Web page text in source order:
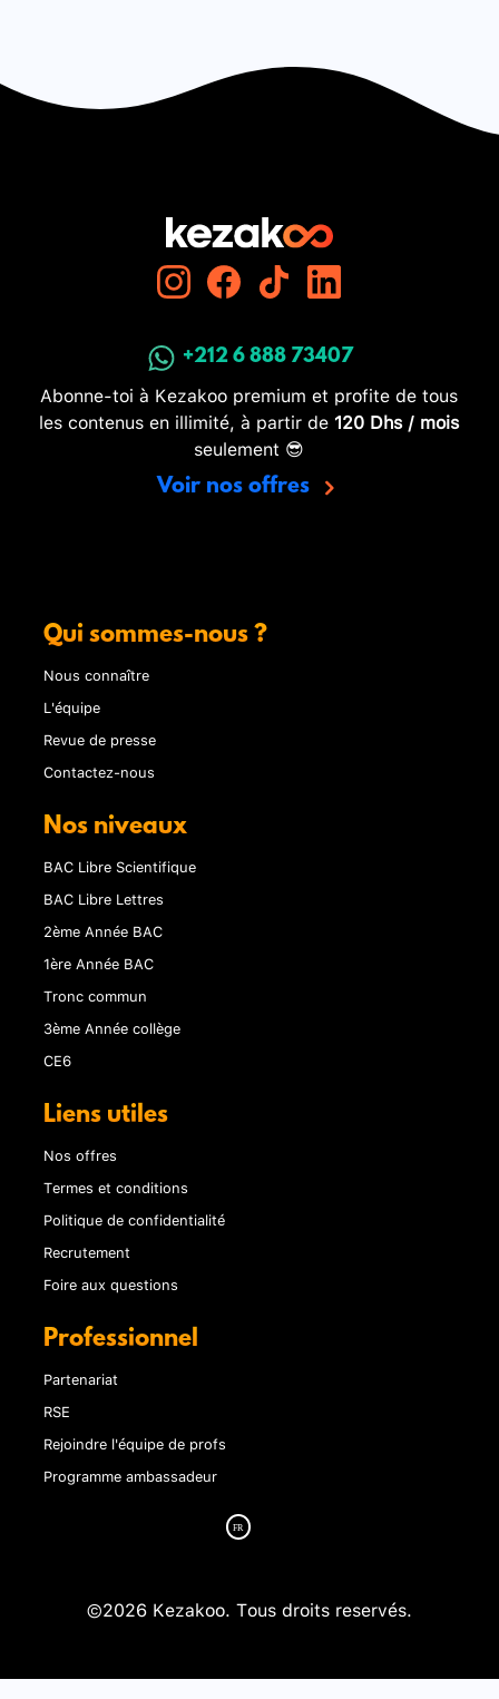
+212 6 888 73407
Abonne-toi à Kezakoo premium et profite de tous
les contenus en illimité, à partir de 120 Dhs / mois
seulement 😎
Voir nos offres
Qui sommes-nous ?
Nous connaître
L'équipe
Revue de presse
Contactez-nous
Nos niveaux
BAC Libre Scientifique
BAC Libre Lettres
2ème Année BAC
1ère Année BAC
Tronc commun
3ème Année collège
CE6
Liens utiles
Nos offres
Termes et conditions
Politique de confidentialité
Recrutement
Foire aux questions
Professionnel
Partenariat
RSE
Rejoindre l'équipe de profs
Programme ambassadeur
©2026 Kezakoo. Tous droits reservés.